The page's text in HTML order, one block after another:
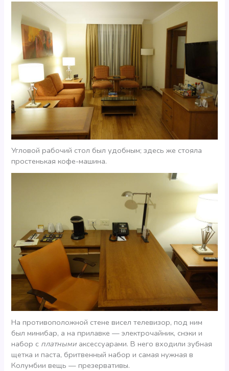
Угловой рабочий стол был удобным; здесь же стояла
простенькая кофе-машина.
На противоположной стене висел телевизор, под ним
был минибар, а на прилавке — электрочайник, снэки и
набор с платными аксессуарами. В него входили зубная
щетка и паста, бритвенный набор и самая нужная в
Колумбии вещь — презервативы.